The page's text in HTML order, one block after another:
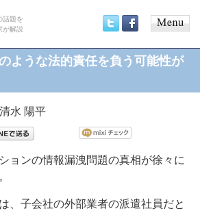
話題を
が解説
menu
ような法的責任を負う可能性が
清水 陽平
ョンの情報漏洩問題の真相が徐々に
、子会社の外部業者の派遣社員だと